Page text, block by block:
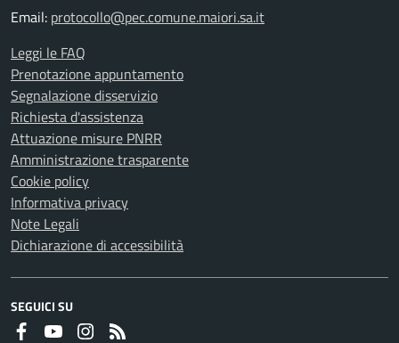
Email: protocollo@pec.comune.maiori.sa.it
Leggi le FAQ
Prenotazione appuntamento
Segnalazione disservizio
Richiesta d'assistenza
Attuazione misure PNRR
Amministrazione trasparente
Cookie policy
Informativa privacy
Note Legali
Dichiarazione di accessibilità
SEGUICI SU
FaceboookYoutubeInstagram